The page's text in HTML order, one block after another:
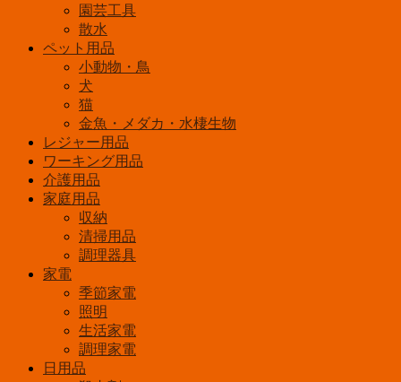
092
園芸工具
散水
ペット用品
小動物・鳥
犬
猫
金魚・メダカ・水棲生物
レジャー用品
ワーキング用品
介護用品
家庭用品
収納
清掃用品
調理器具
家電
季節家電
照明
生活家電
調理家電
日用品